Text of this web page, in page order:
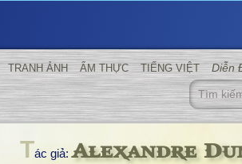
TRANH ẢNH ẨM THỰC TIẾNG VIỆT Diễn
Tác giả:Alexandre